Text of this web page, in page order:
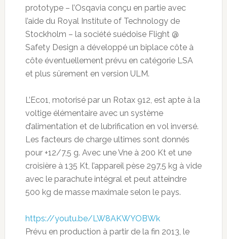
prototype – l’Osqavia conçu en partie avec
l’aide du Royal Institute of Technology de
Stockholm – la société suédoise Flight @
Safety Design a développé un biplace côte à
côte éventuellement prévu en catégorie LSA
et plus sûrement en version ULM.
L’Eco1, motorisé par un Rotax 912, est apte à la
voltige élémentaire avec un système
d’alimentation et de lubrification en vol inversé.
Les facteurs de charge ultimes sont donnés
pour +12/7,5 g. Avec une Vne à 200 Kt et une
croisière à 135 Kt, l’appareil pèse 297,5 kg à vide
avec le parachute intégral et peut atteindre
500 kg de masse maximale selon le pays.
https://youtu.be/LW8AKWYOBWk
Prévu en production à partir de la fin 2013, le